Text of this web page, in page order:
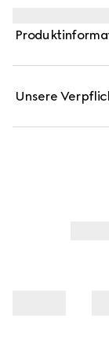
Paspelierung
Unsere